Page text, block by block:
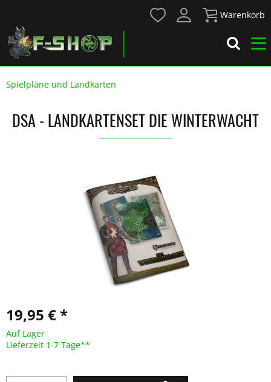
Warenkorb
Spielpläne und Landkarten
DSA - LANDKARTENSET DIE WINTERWACHT
19,95 € *
Auf Lager
Lieferzeit 1-7 Tage**